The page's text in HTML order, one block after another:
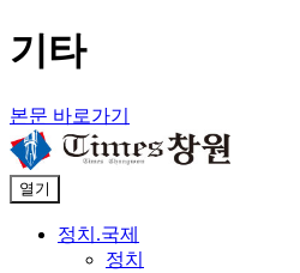
기타
본문 바로가기
열기
정치.국제
정치